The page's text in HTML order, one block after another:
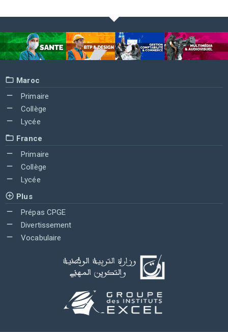
Maroc
Primaire
Collège
Lycée
France
Primaire
Collège
Lycée
Plus
Prépas CPGE
Divertissement
Vocabulaire